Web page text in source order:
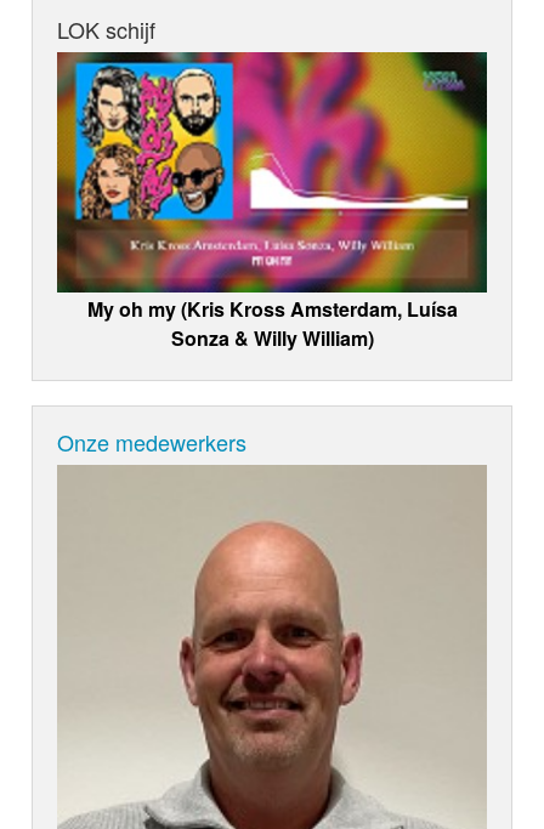
LOK schijf
My oh my (Kris Kross Amsterdam, Luísa
Sonza & Willy William)
Onze medewerkers